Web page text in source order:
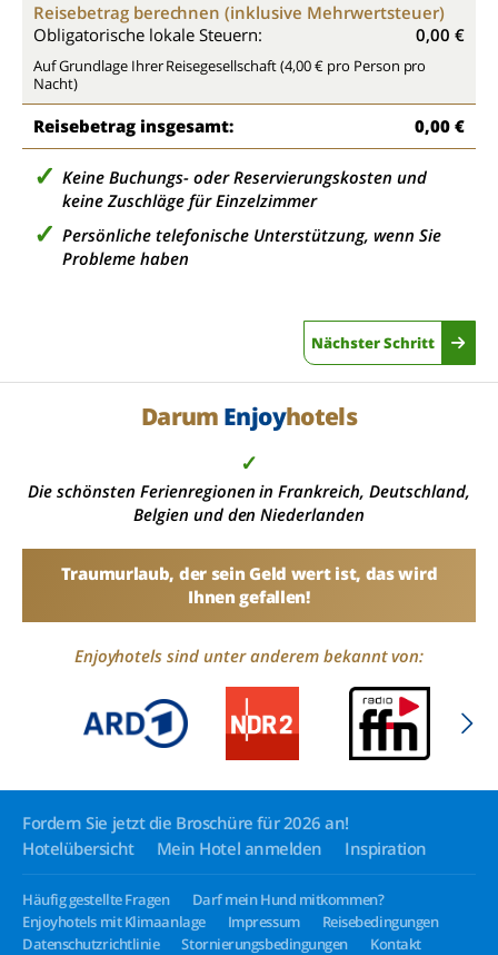
Reisebetrag berechnen (inklusive Mehrwertsteuer)
Obligatorische lokale Steuern:
0,00 €
Auf Grundlage Ihrer Reisegesellschaft (4,00 € pro Person pro
Nacht)
Reisebetrag insgesamt: 0,00 €
Keine Buchungs- oder Reservierungskosten und
keine Zuschläge für Einzelzimmer
Persönliche telefonische Unterstützung, wenn Sie
Probleme haben
Nächster Schritt
Darum Enjoyhotels
✓
Die schönsten Ferienregionen in Frankreich, Deutschland,
Belgien und den Niederlanden
Traumurlaub, der sein Geld wert ist, das wird
Ihnen gefallen!
Enjoyhotels sind unter anderem bekannt von:
Fordern Sie jetzt die Broschüre für 2026 an!
Hotelübersicht
Mein Hotel anmelden Inspiration
Häufig gestellte Fragen
Darf mein Hund mitkommen?
Enjoyhotels mit Klimaanlage
Impressum
Reisebedingungen
Datenschutzrichtlinie
Stornierungsbedingungen Kontakt